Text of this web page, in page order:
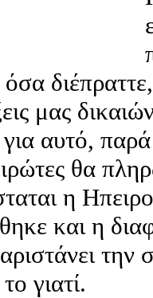
όσα
μας
αυτό,
θα
η
και η
την
γιατί.